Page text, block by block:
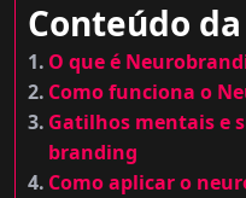
Conteúdo
O que é
Como funciona o
Gatilhos mentais e
branding
Como aplicar o